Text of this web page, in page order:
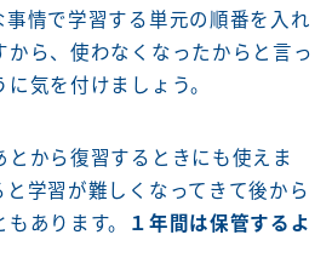
事情で学習する単元の順番を入れ
から、使わなくなったからと言っ
気を付けましょう。
から復習するときにも使えま
学習が難しくなってきて後から
あります。
１年間は保管するよ